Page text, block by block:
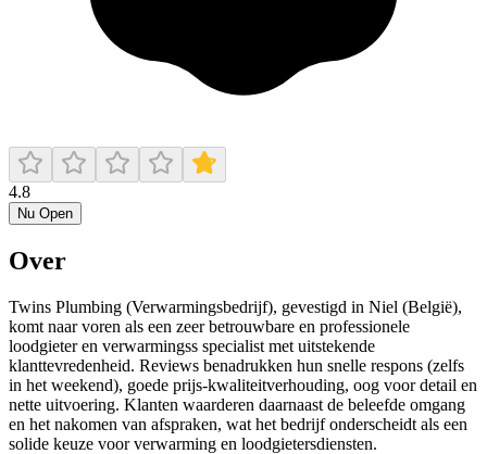
4.8
Nu Open
Over
Twins Plumbing (Verwarmingsbedrijf), gevestigd in Niel (België),
komt naar voren als een zeer betrouwbare en professionele
loodgieter en verwarmingss specialist met uitstekende
klanttevredenheid. Reviews benadrukken hun snelle respons (zelfs
in het weekend), goede prijs-kwaliteitverhouding, oog voor detail en
nette uitvoering. Klanten waarderen daarnaast de beleefde omgang
en het nakomen van afspraken, wat het bedrijf onderscheidt als een
solide keuze voor verwarming en loodgietersdiensten.